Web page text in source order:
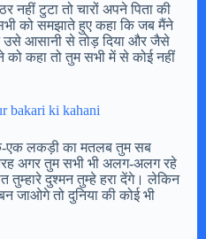
नहीं टुटा तो चारों अपने पिता की
को समझाते हुए कहा कि जब मैंने
उसे आसानी से तोड़ दिया और जैसे
को कहा तो तुम सभी में से कोई नहीं
bakari ki kahani
एक लकड़ी का मतलब तुम सब
अगर तुम सभी भी अलग-अलग रहे
तुम्हारे दुश्मन तुम्हे हरा देंगे। लेकिन
जाओगे तो दुनिया की कोई भी